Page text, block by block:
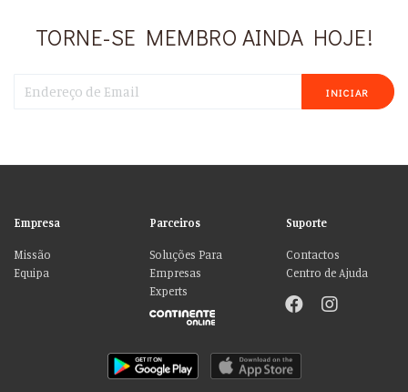
TORNE-SE MEMBRO AINDA HOJE!
INICIAR
Empresa
Missão
Equipa
Parceiros
Soluções Para
Empresas
Experts
Suporte
Contactos
Centro de Ajuda